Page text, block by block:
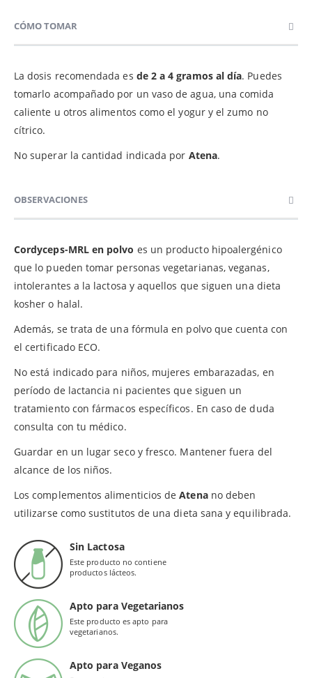
CÓMO TOMAR
La dosis recomendada es de 2 a 4 gramos al día. Puedes
tomarlo acompañado por un vaso de agua, una comida
caliente u otros alimentos como el yogur y el zumo no
cítrico.
No superar la cantidad indicada por Atena.
OBSERVACIONES
Cordyceps-MRL en polvo es un producto hipoalergénico
que lo pueden tomar personas vegetarianas, veganas,
intolerantes a la lactosa y aquellos que siguen una dieta
kosher o halal.
Además, se trata de una fórmula en polvo que cuenta con
el certificado ECO.
No está indicado para niños, mujeres embarazadas, en
período de lactancia ni pacientes que siguen un
tratamiento con fármacos específicos. En caso de duda
consulta con tu médico.
Guardar en un lugar seco y fresco. Mantener fuera del
alcance de los niños.
Los complementos alimenticios deAtena no deben
utilizarse como sustitutos de una dieta sana y equilibrada.
Sin Lactosa
Este producto no contiene
productos lácteos.
Apto para Vegetarianos
Este producto es apto para
vegetarianos.
Apto para Veganos